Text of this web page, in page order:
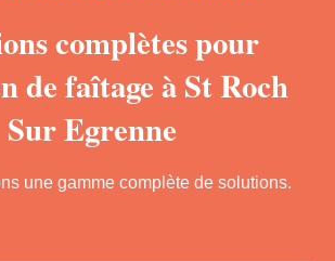
complètes pour
de faîtage à St Roch
Sur Egrenne
une gamme complète de solutions.